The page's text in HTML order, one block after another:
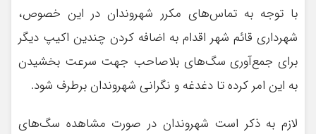
با توجه به تماس‌های مکرر شهروندان در این خصوص،
شهرداری قائم شهر اقدام به اضافه کردن چندین اکیپ دیگر
برای جمع‌آوری سگ‌های بلاصاحب جهت سرعت بخشیدن
به این امر کرده تا دغدغه و نگرانی شهروندان برطرف شود.
لازم به ذکر است شهروندان در صورت مشاهده سگ‌های